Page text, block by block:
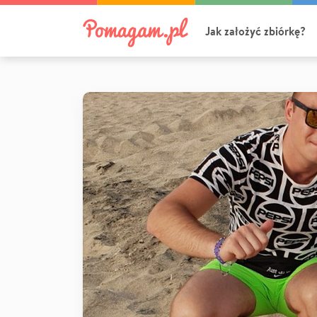
Jak założyć zbiórkę?